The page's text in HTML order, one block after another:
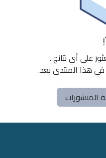
على أي نتائج.
هذا المنتدى بعد.
المنشورات